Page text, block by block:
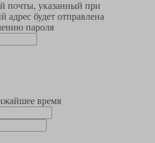
почты, указанный при
адрес будет отправлена
пароля
время